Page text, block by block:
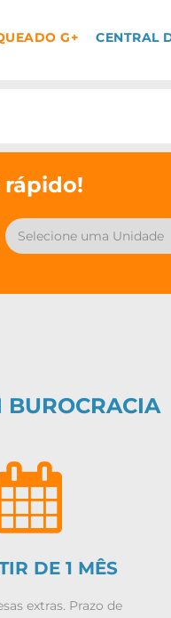
G+ CENTRAL
BUROCRACIA
DE 1 MÊS
extras. Prazo de